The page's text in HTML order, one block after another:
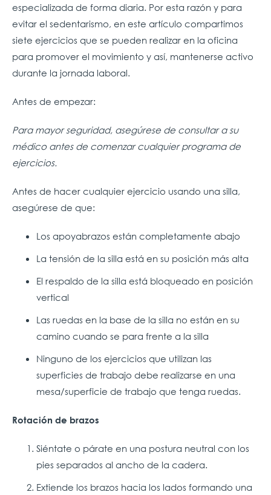
especializada de forma diaria. Por esta razón y para
evitar el sedentarismo, en este artículo compartimos
siete ejercicios que se pueden realizar en la oficina
para promover el movimiento y así, mantenerse activo
durante la jornada laboral.
Antes de empezar:
Para mayor seguridad, asegúrese de consultar a su
médico antes de comenzar cualquier programa de
ejercicios.
Antes de hacer cualquier ejercicio usando una silla,
asegúrese de que:
Los apoyabrazos están completamente abajo
La tensión de la silla está en su posición más alta
El respaldo de la silla está bloqueado en posición
vertical
Las ruedas en la base de la silla no están en su
camino cuando se para frente a la silla
Ninguno de los ejercicios que utilizan las
superficies de trabajo debe realizarse en una
mesa/superficie de trabajo que tenga ruedas.
Rotación de brazos
Siéntate o párate en una postura neutral con los
pies separados al ancho de la cadera.
Extiende los brazos hacia los lados formando una